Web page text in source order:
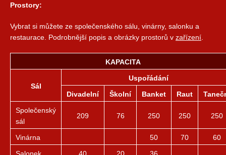
Prostory:
Vybrat si můžete ze společenského sálu, vinárny, salonku a
restaurace. Podrobnější popis a obrázky prostorů v zařízení
KAPACITA
Sál
Uspořádání
Divadelní
Školní Banket Raut
Společenský
sál
209 76 250 250 250
Vinárna 50 70
60